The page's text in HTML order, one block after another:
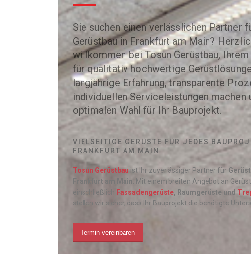
Sie suchen einen verlässlichen Partner
Gerüstbau in Frankfurt am Main?
willkommen bei Tosun Gerüstbau,
für qualitativ hochwertige
langjährige Erfahrung, transparente
individuellen Serviceleistungen machen
optimalen Wahl für Ihr Bauprojekt.
VIELSEITIGE GERÜSTE FÜR JEDES
FRANKFURT AM MAIN
Tosun Gerüstbauist Ihr zuverlässiger Partner für
Frankfurt am Main . Mit einem breiten Angebot an
einschließlich
Fassadengerüste, Raumgerüste und
stellen wir sicher, dass Ihr Bauprojekt die benötigte
Termin vereinbaren